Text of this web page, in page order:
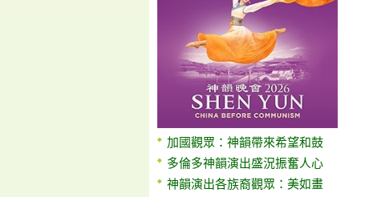
加國觀眾：神韻帶來希望和鼓
多倫多神韻演出盛況振奮人心
神韻演出各族裔觀眾：美如畫